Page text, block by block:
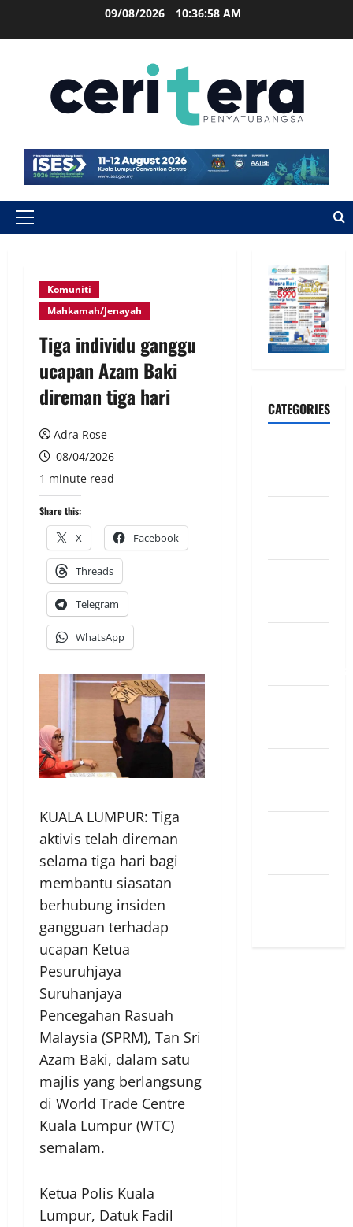
09/08/2026 10:36:59 AM
Komuniti
Mahkamah/Jenayah
Tiga individu ganggu
ucapan Azam Baki
direman tiga hari
Adra Rose
08/04/2026
1 minute read
Share this:
X Facebook
Threads
Telegram
WhatsApp
KUALA LUMPUR: Tiga
aktivis telah direman
selama tiga hari bagi
membantu siasatan
berhubung insiden
gangguan terhadap
ucapan Ketua
Pesuruhjaya
Suruhanjaya
Pencegahan Rasuah
Malaysia (SPRM), Tan Sri
Azam Baki, dalam satu
majlis yang berlangsung
di World Trade Centre
Kuala Lumpur (WTC)
semalam.
Ketua Polis Kuala
Lumpur, Datuk Fadil
CATEGORIES